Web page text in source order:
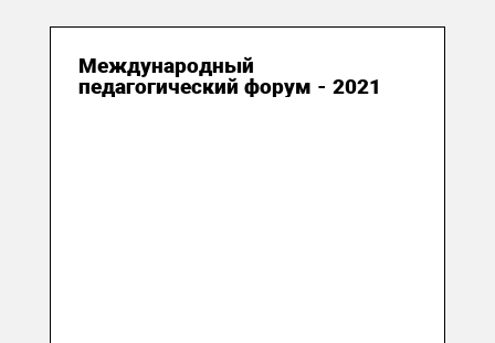
Международный
педагогический форум - 2021